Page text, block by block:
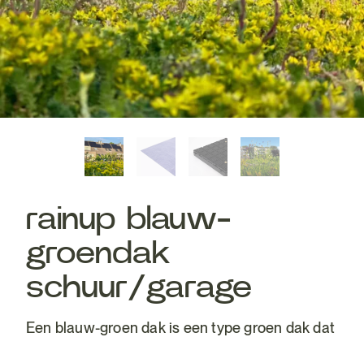
rainup blauw-
groendak
schuur/garage
Een blauw-groen dak is een type groen dak dat